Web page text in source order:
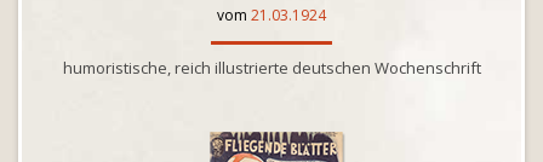
vom 21.03.1924
humoristische, reich illustrierte deutschen Wochenschrift